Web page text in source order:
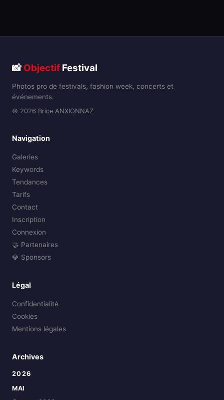
📸Objectif Festival
Photos pro de festivals, fashion week, concerts et
événements.
© 2026 Brice ANXIONNAZ
Navigation
Galeries
Keywords
Tendances
Tarifs
Contact
Inscription
Connexion
🤝 Partenaires
💎 Sponsors
Légal
Confidentialité
Cookies
Mentions légales
Archives
2026
MAI